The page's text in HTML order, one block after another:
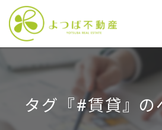
タグ『#賃貸』の